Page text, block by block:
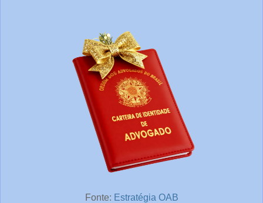
Fonte: Estratégia OAB